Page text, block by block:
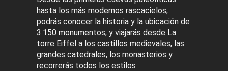
hasta los más modernos rascacielos,
podrás conocer la historia y la ubicación de
3.150 monumentos, y viajarás desde La
torre Eiffel a los castillos medievales, las
grandes catedrales, los monasterios y
recorrerás todos los estilos